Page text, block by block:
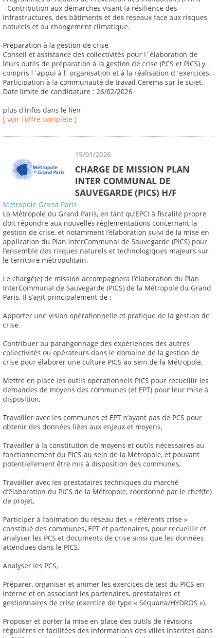
- Contribution aux démarches visant la résilience des
infrastructures, des bâtiments et des réseaux face aux risques
naturels et au changement climatique.
Préparation à la gestion de crise
Conseil et assistance des collectivités pour l`élaboration de
leurs outils de préparation à la gestion de crise (PCS et PICS) y
compris l`appui à l`organisation et à la réalisation d`exercices.
Participation à la communauté de travail Cerema sur le sujet.
Date limite de candidature : 26/02/2026
plus d'infos dans le lien
[ voir l'offre complète ]
19/01/2026
CHARGE DE MISSION PLAN
INTER COMMUNAL DE
SAUVEGARDE (PICS) H/F
Métropole Grand Paris
La Métropole du Grand Paris, en tant qu’EPCI à fiscalité propre
doit répondre aux nouvelles règlementations concernant la
gestion de crise, et notamment l’élaboration suivi de la mise en
application du Plan InterCommunal de Sauvegarde (PICS) pour
l’ensemble des risques naturels et technologiques majeurs sur
le territoire métropolitain.
Le chargé(e) de mission accompagnera l’élaboration du Plan
InterCommunal de Sauvegarde (PICS) de la Métropole du Grand
Paris. Il s’agit principalement de :
Apporter une vision opérationnelle et pratique de la gestion de
crise.
Contribuer au parangonnage des expériences des autres
collectivités ou opérateurs dans le domaine de la gestion de
crise pour élaborer une culture PICS au sein de la Métropole,
Mettre en place les outils opérationnels PICS pour recueillir les
demandes de moyens des communes (et EPT) pour leur mise à
disposition,
Travailler avec les communes et EPT n’ayant pas de PCS pour
obtenir des données liées aux enjeux et moyens,
Travailler à la constitution de moyens et outils nécessaires au
fonctionnement du PICS au sein de la Métropole, et pouvant
potentiellement être mis à disposition des communes,
Travailler avec les prestataires techniques du marché
d’élaboration du PICS de la Métropole, coordonné par le chef(fe)
de projet,
Participer à l’animation du réseau des « référents crise »
constitué des communes, EPT et partenaires, pour recueillir et
analyser les PCS et documents de crise ainsi que les données
attendues dans le PICS,
Analyser les PCS,
Préparer, organiser et animer les exercices de test du PICS en
interne et en associant les partenaires, prestataires et
gestionnaires de crise (exercice de type « Séquana/HYDROS »).
Proposer et porter la mise en place des outils de révisions
régulières et facilitées des informations des villes inscrites dans